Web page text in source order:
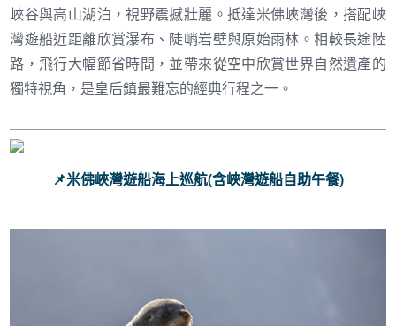
峽谷與高山湖泊，視野震撼壯麗。抵達米佛峽灣後，搭配峽
灣遊船近距離欣賞瀑布、陡峭岩壁與原始雨林。相較長途陸
路，飛行大幅節省時間，並帶來從空中欣賞世界自然遺產的
獨特視角，是皇后鎮最難忘的經典行程之一。
📌米佛峽灣遊船海上巡航(含峽灣遊船自助午餐)